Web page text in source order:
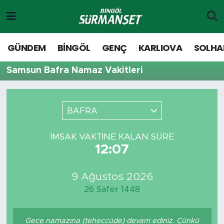
GÜNDEM BİNGÖL GENÇ KARLIOVA
Samsun Bafra Namaz Vakitleri
BAFRA
İMSAK VAKTINE KALAN SÜRE
12:07
9 Ağustos 2026
26 Safer 1448
Gece namazına (teheccüde) devam ediniz. Çünkü
Genç
Solhan
Adaklı-Kiğı
MD Prestij Dergisi
Siyaset
Merkez Hava Durumu
Merkez Trafik Yoğunluk Haritası
Süper Lig Puan Durumu ve Fikstür
Tüm Manşetler